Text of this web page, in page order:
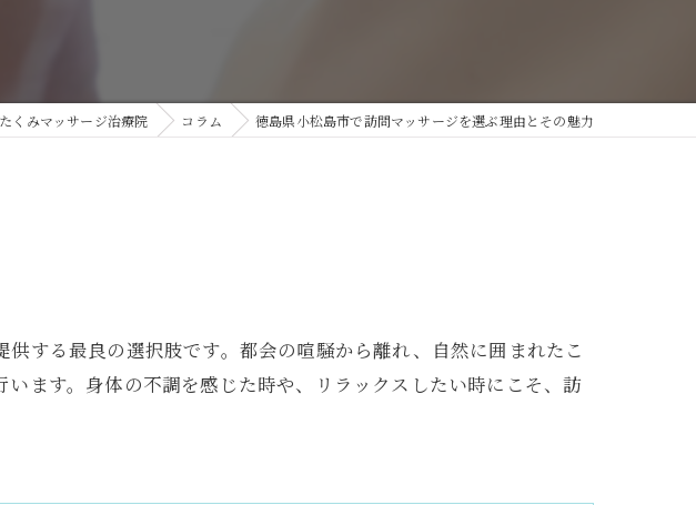
くみマッサージ治療院 コラム 徳島県小松島市で訪問マッサージを選ぶ理由とその魅力
する最良の選択肢です。都会の喧騒から離れ、自然に囲まれたこ
ます。身体の不調を感じた時や、リラックスしたい時にこそ、訪